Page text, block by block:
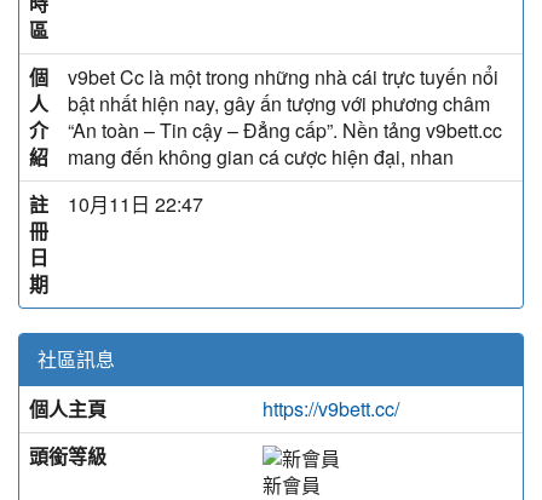
區
個
人
介
紹
v9bet Cc là một trong những nhà cái trực tuyến nổi
bật nhất hiện nay, gây ấn tượng với phương châm
“An toàn – Tin cậy – Đẳng cấp”. Nền tảng v9bett.cc
mang đến không gian cá cược hiện đại, nhan
註
冊
日
期
10月11日 22:47
社區訊息
個人主頁
https://v9bett.cc/
頭銜等級
新會員